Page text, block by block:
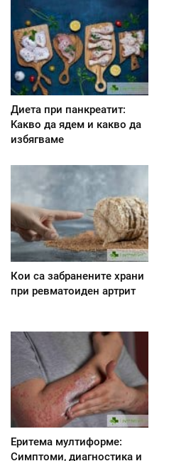
Диета при панкреатит:
Kакво да ядем и какво да
избягваме
Кои са забранените храни
при ревматоиден артрит
Еритема мултиформе:
Симптоми, диагностика и